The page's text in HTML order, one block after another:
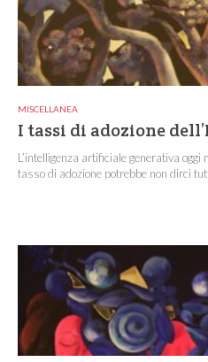
MISCELLANEA
I tassi di adozione
L’intelligenza artificiale generativa
tasso di adozione potrebbe non dirci